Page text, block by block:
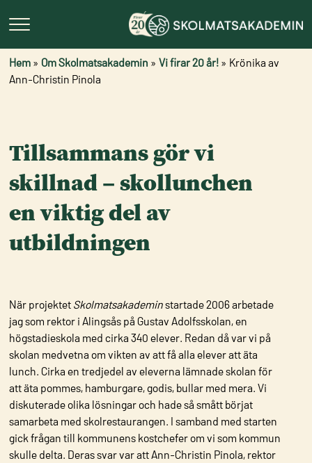
Hem » Om Skolmatsakademin »Vi firar 20 år! » Krönika av
Ann-Christin Pinola
Tillsammans gör vi
skillnad – skollunchen
en viktig del av
utbildningen
När projektet Skolmatsakademinstartade 2006 arbetade
jag som rektor i Alingsås på Gustav Adolfsskolan, en
högstadieskola med cirka 340 elever. Redan då var vi på
skolan medvetna om vikten av att få alla elever att äta
lunch. Cirka en tredjedel av eleverna lämnade skolan för
att äta pommes, hamburgare, godis, bullar med mera. Vi
diskuterade olika lösningar och hade så smått börjat
samarbeta med skolrestaurangen. I samband med starten
gick frågan till kommunens kostchefer om vi som kommun
skulle delta. Deras svar var att Ann-Christin Pinola, rektor